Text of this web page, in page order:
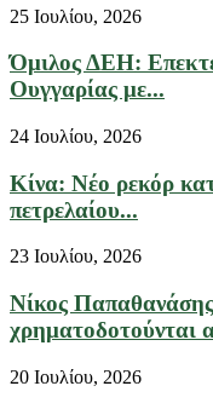
25 Ιουλίου, 2026
Όμιλος ΔΕΗ:
Ουγγαρίας με...
24 Ιουλίου, 2026
Κίνα: Νέο ρεκόρ
πετρελαίου...
23 Ιουλίου, 2026
Νίκος
χρηματοδοτούνται
20 Ιουλίου, 2026